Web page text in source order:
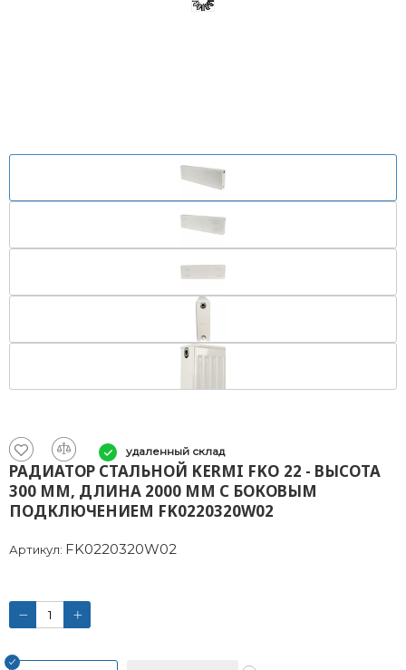
удаленный склад
РАДИАТОР СТАЛЬНОЙ KERMI FKO 22 - ВЫСОТА
300 ММ, ДЛИНА 2000 ММ С БОКОВЫМ
ПОДКЛЮЧЕНИЕМ FK0220320W02
Артикул: FK0220320W02